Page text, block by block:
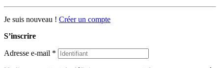
Je suis nouveau ! Créer un compte
S’inscrire
Adresse e-mail *